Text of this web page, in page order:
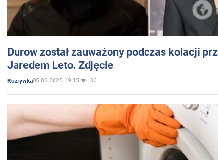
Durow został zauważony podczas kolacji
Jaredem Leto. Zdjęcie
Rozrywka05.03.2025 19:45 36